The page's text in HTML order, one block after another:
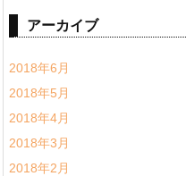
アーカイブ
2018年6月
2018年5月
2018年4月
2018年3月
2018年2月